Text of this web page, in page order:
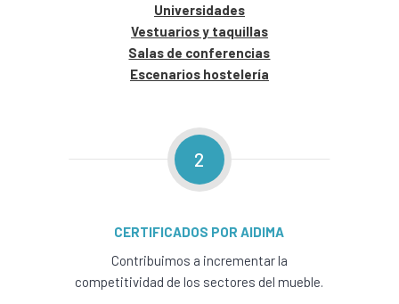
Universidades
Vestuarios y taquillas
Salas de conferencias
Escenarios hostelería
2
CERTIFICADOS POR AIDIMA
Contribuimos a incrementar la
competitividad de los sectores del mueble.